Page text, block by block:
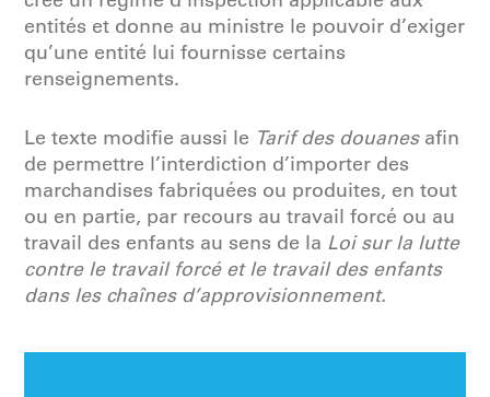
entités et donne au ministre le pouvoir d’exiger
qu’une entité lui fournisse certains
renseignements.
Le texte modifie aussi le Tarif des douanesafin
de permettre l’interdiction d’importer des
marchandises fabriquées ou produites, en tout
ou en partie, par recours au travail forcé ou au
travail des enfants au sens de la Loi sur la lutte
contre le travail forcé et le travail des enfants
dans les chaînes d’approvisionnement.